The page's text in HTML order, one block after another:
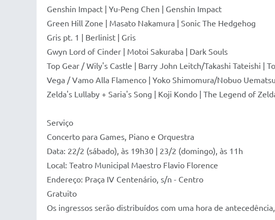
Genshin Impact | Yu-Peng Chen | Genshin Impact
Green Hill Zone | Masato Nakamura | Sonic The Hedgehog
Gris pt. 1 | Berlinist | Gris
Gwyn Lord of Cinder | Motoi Sakuraba | Dark Souls
Top Gear / Wily's Castle | Barry John Leitch/Takashi Tateishi |
Vega / Vamo Alla Flamenco | Yoko Shimomura/Nobuo
Zelda's Lullaby + Saria's Song | Koji Kondo | The Legend of
Serviço
Concerto para Games, Piano e Orquestra
Data: 22/2 (sábado), às 19h30 | 23/2 (domingo), às 11h
Local: Teatro Municipal Maestro Flavio Florence
Endereço: Praça IV Centenário, s/n - Centro
Gratuito
Os ingressos serão distribuídos com uma hora de